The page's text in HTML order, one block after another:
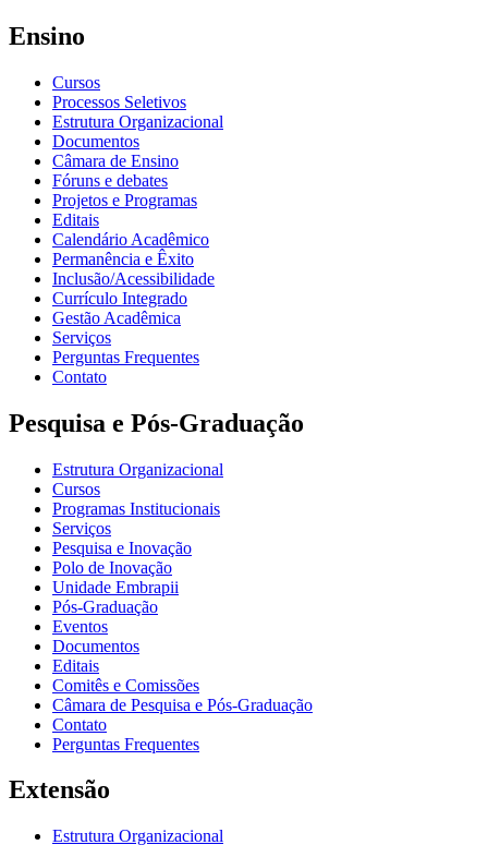
Ensino
Cursos
Processos Seletivos
Estrutura Organizacional
Documentos
Câmara de Ensino
Fóruns e debates
Projetos e Programas
Editais
Calendário Acadêmico
Permanência e Êxito
Inclusão/Acessibilidade
Currículo Integrado
Gestão Acadêmica
Serviços
Perguntas Frequentes
Contato
Pesquisa e Pós-Graduação
Estrutura Organizacional
Cursos
Programas Institucionais
Serviços
Pesquisa e Inovação
Polo de Inovação
Unidade Embrapii
Pós-Graduação
Eventos
Documentos
Editais
Comitês e Comissões
Câmara de Pesquisa e Pós-Graduação
Contato
Perguntas Frequentes
Extensão
Estrutura Organizacional